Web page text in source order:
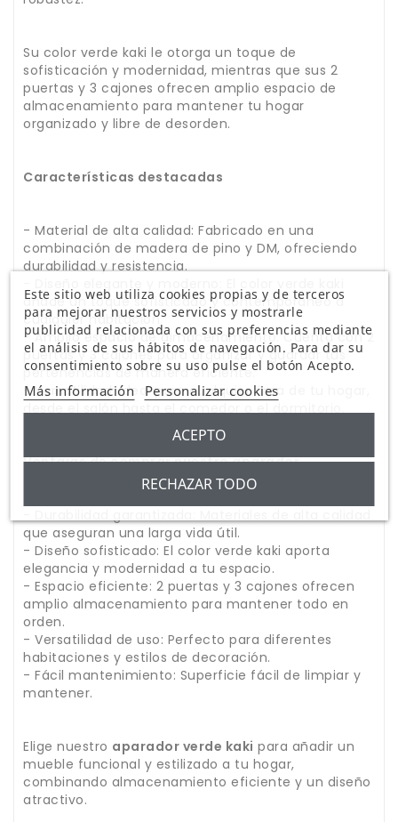
Su color verde kaki le otorga un toque de
sofisticación y modernidad, mientras que sus 2
puertas y 3 cajones ofrecen amplio espacio de
almacenamiento para mantener tu hogar
organizado y libre de desorden.
Características destacadas
- Material de alta calidad: Fabricado en una
combinación de madera de pino y DM, ofreciendo
durabilidad y resistencia.
añade un toque sofisticado y contemporáneo a
cualquier habitación.
- Amplio espacio de almacenamiento: Cuenta con 2
puertas y 3 cajones para organizar y guardar tus
pertenencias de manera eficiente.
- Versatilidad: Ideal para cualquier área de tu hogar,
desde el salón hasta el comedor o el dormitorio.
Ventajas de comprar nuestro aparador
que aseguran una larga vida útil.
- Diseño sofisticado: El color verde kaki aporta
elegancia y modernidad a tu espacio.
- Espacio eficiente: 2 puertas y 3 cajones ofrecen
amplio almacenamiento para mantener todo en
orden.
- Versatilidad de uso: Perfecto para diferentes
habitaciones y estilos de decoración.
- Fácil mantenimiento: Superficie fácil de limpiar y
mantener.
Elige nuestro aparador verde kaki para añadir un
mueble funcional y estilizado a tu hogar,
combinando almacenamiento eficiente y un diseño
atractivo.
Este sitio web utiliza cookies propias y de terceros
para mejorar nuestros servicios y mostrarle
publicidad relacionada con sus preferencias mediante
el análisis de sus hábitos de navegación. Para dar su
consentimiento sobre su uso pulse el botón Acepto.
Más información Personalizar cookies
RECHAZAR TODO
ACEPTO